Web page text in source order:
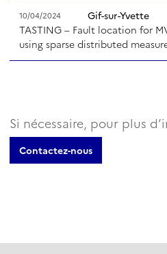
10/04/2024
TASTING – Fault location for
using sparse distributed
Gif-sur-Yvette
Si nécessaire, pour plus
Contactez-nous